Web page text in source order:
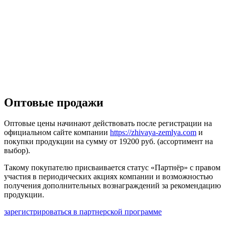
Оптовые продажи
Оптовые цены начинают действовать после регистрации на
официальном сайте компании https://zhivaya-zemlya.com и
покупки продукции на сумму от 19200 руб. (ассортимент на
выбор).
Такому покупателю присваивается статус «Партнёр» с правом
участия в периодических акциях компании и возможностью
получения дополнительных вознаграждений за рекомендацию
продукции.
зарегистрироваться в партнерской программе